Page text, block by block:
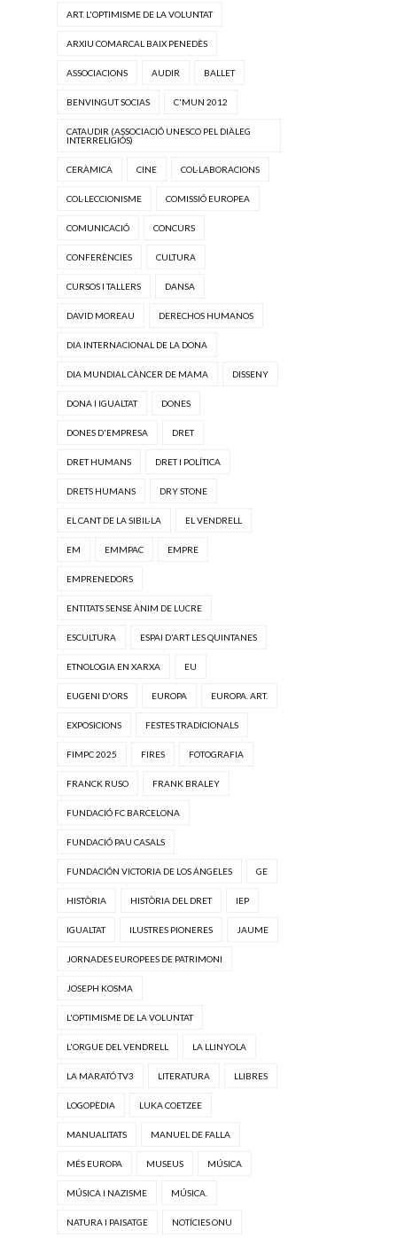
ART. L'OPTIMISME DE LA VOLUNTAT
ARXIU COMARCAL BAIX PENEDÈS
ASSOCIACIONS AUDIR BALLET
BENVINGUT SOCIAS C'MUN 2012
CATAUDIR (ASSOCIACIÓ UNESCO PEL DIÀLEG
INTERRELIGIÓS)
CERÀMICA CINE COL·LABORACIONS
COL·LECCIONISME COMISSIÓ EUROPEA
COMUNICACIÓ CONCURS
CONFERÈNCIES CULTURA
CURSOS I TALLERS DANSA
DAVID MOREAU DERECHOS HUMANOS
DIA INTERNACIONAL DE LA DONA
DIA MUNDIAL CÀNCER DE MAMA DISSENY
DONA I IGUALTAT DONES
DONES D'EMPRESA DRET
DRET HUMANS DRET I POLÍTICA
DRETS HUMANS DRY STONE
EL CANT DE LA SIBIL·LA EL VENDRELL
EM EMMPAC EMPRE
EMPRENEDORS
ENTITATS SENSE ÀNIM DE LUCRE
ESCULTURA ESPAI D'ART LES QUINTANES
ETNOLOGIA EN XARXA EU
EUGENI D'ORS EUROPA EUROPA. ART.
EXPOSICIONS FESTES TRADICIONALS
FIMPC 2025 FIRES FOTOGRAFIA
FRANCK RUSO FRANK BRALEY
FUNDACIÓ FC BARCELONA
FUNDACIÓ PAU CASALS
FUNDACIÓN VICTORIA DE LOS ÁNGELES GE
HISTÒRIA HISTÒRIA DEL DRET IEP
IGUALTAT ILUSTRES PIONERES JAUME
JORNADES EUROPEES DE PATRIMONI
JOSEPH KOSMA
L'OPTIMISME DE LA VOLUNTAT
L'ORGUE DEL VENDRELL LA LLINYOLA
LA MARATÓ TV3 LITERATURA LLIBRES
LOGOPÈDIA LUKA COETZEE
MANUALITATS MANUEL DE FALLA
MÉS EUROPA MUSEUS MÚSICA
MÚSICA I NAZISME MÚSICA.
NATURA I PAISATGE NOTÍCIES ONU